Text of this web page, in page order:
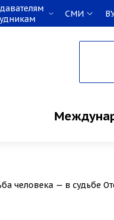
СМИ
человека — в судьбе